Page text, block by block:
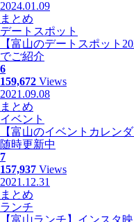
2024.01.09
まとめ
デートスポット
【富山のデートスポット
でご紹介
6
159,672 Views
2021.09.08
まとめ
イベント
【富山のイベントカレン
随時更新中
7
157,937 Views
2021.12.31
まとめ
ランチ
【富山ランチ】インスタ